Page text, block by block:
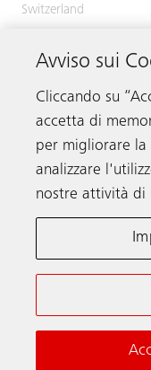
Switzerland
Contattare
Schindler
Informativa e
Avviso sui
Cliccando su
accetta di
per migliorare la
analizzare
nostre attività di